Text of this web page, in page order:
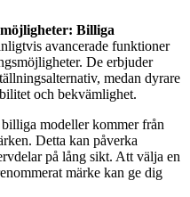
Billiga
avancerade funktioner
De erbjuder
medan dyrare
och bekvämlighet.
modeller kommer från
Detta kan påverka
på lång sikt. Att välja en
märke kan ge dig